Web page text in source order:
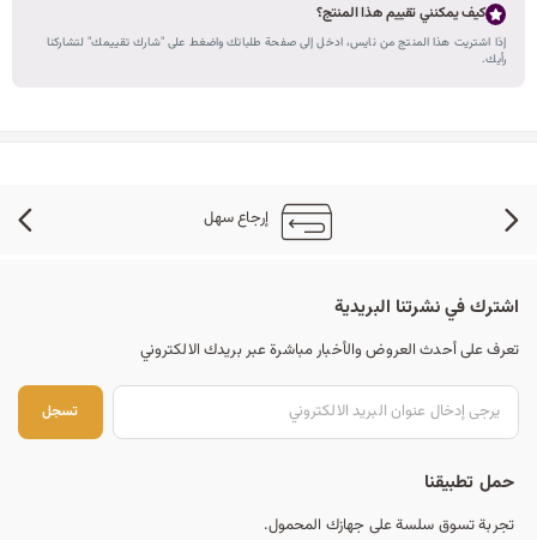
كيف يمكنني تقييم هذا المنتج؟
إذا اشتريت هذا المنتج من نايس، ادخل إلى صفحة طلباتك واضغط على "شارك تقييمك" لتشاركنا
رأيك.
إرجاع سهل
اشترك في نشرتنا البريدية
تعرف على أحدث العروض والأخبار مباشرة عبر بريدك الالكتروني
تسجل
حمل تطبيقنا
تجربة تسوق سلسة على جهازك المحمول.